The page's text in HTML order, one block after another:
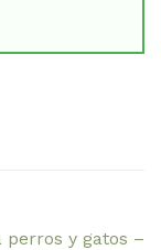
perros y gatos –